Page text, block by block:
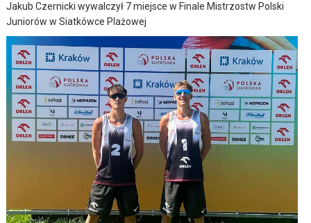
Jakub Czernicki wywalczył 7 miejsce w Finale Mistrzostw Polski
Juniorów w Siatkówce Plażowej